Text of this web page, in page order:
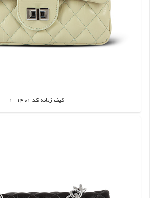
کیف زنانه کد 1401-1
اطلاعات بیشتر